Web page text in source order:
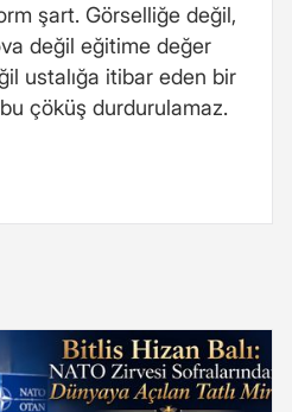
şart. Görselliğe değil,
değil eğitime değer
ustalığa itibar eden bir
çöküş durdurulamaz.